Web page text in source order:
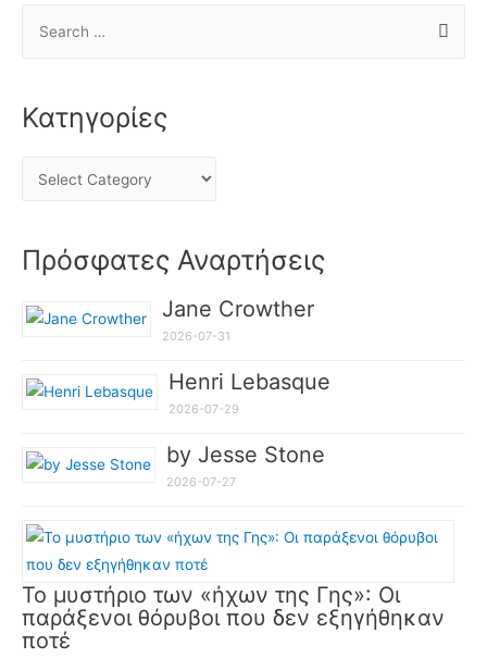
Κατηγορίες
Πρόσφατες Αναρτήσεις
Jane Crowther
2026-07-31
Henri Lebasque
2026-07-29
by Jesse Stone
2026-07-27
Το μυστήριο των «ήχων της Γης»: Οι
παράξενοι θόρυβοι που δεν εξηγήθηκαν
ποτέ